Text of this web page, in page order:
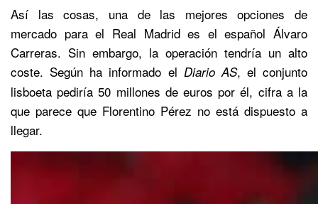
Así las cosas, una de las mejores opciones de
mercado para el Real Madrid es el español Álvaro
Carreras. Sin embargo, la operación tendría un alto
coste. Según ha informado el Diario AS, el conjunto
lisboeta pediría 50 millones de euros por él, cifra a la
que parece que Florentino Pérez no está dispuesto a
llegar.